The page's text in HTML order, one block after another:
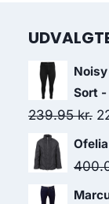
Sort
239.95kr.